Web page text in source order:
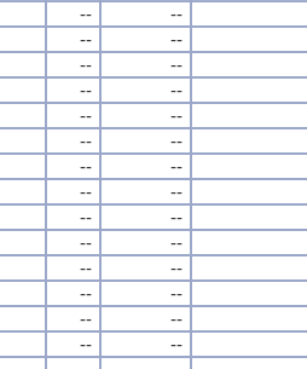
--
--
--
--
--
--
--
--
--
--
--
--
--
--
--
--
--
--
--
--
--
--
--
--
--
--
--
--